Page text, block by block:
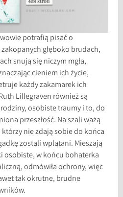
potrafią pisać o
głęboko brudach,
snują się niczym mgła,
cieniem ich życie,
każdy zakamarek ich
Lillegraven również są
osobiste traumy i to, do
przeszłość. Na szali ważą
nie zdają sobie do końca
zostali wplątani. Mieszają
osobiste, w końcu bohaterka
odmówiła ochrony, więc
tak okrutne, brudne